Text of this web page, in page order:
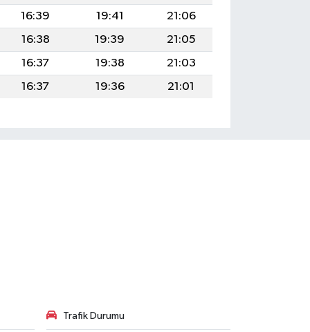
16:39 19:41
21:06
16:38 19:39
21:05
16:37 19:38
21:03
16:37 19:36 21:01
Trafik Durumu